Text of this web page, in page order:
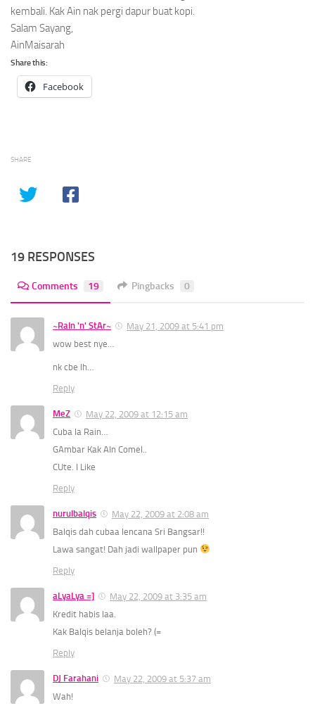
kembali. Kak Ain nak pergi dapur buat kopi.
Salam Sayang,
AinMaisarah
Share this:
Facebook
SHARE
19 RESPONSES
Comments 19 Pingbacks 0
~RaIn 'n' StAr~
May 21, 2009 at 5:41 pm
wow best nye…
nk cbe lh…
Reply
MeZ
May 22, 2009 at 12:15 am
Cuba la Rain…
GAmbar Kak AIn Comel..
CUte. I Like
Reply
nurulbalqis
May 22, 2009 at 2:08 am
Balqis dah cubaa lencana Sri Bangsar!!
Lawa sangat! Dah jadi wallpaper pun
Reply
aLyaLya =]
May 22, 2009 at 3:35 am
Kredit habis laa.
Kak Balqis belanja boleh? (=
Reply
DJ Farahani
May 22, 2009 at 5:37 am
Wah!